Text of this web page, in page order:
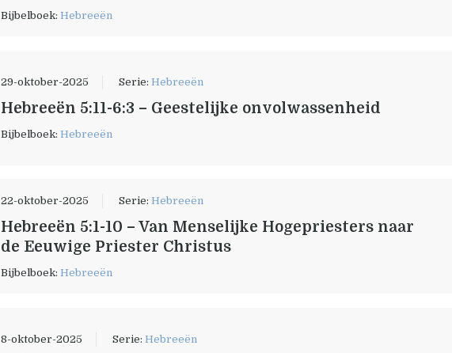
Bijbelboek:Hebreeën
29-oktober-2025 Serie:Hebreeën
Hebreeën 5:11-6:3 – Geestelijke onvolwassenheid
Bijbelboek:Hebreeën
22-oktober-2025 Serie:Hebreeën
Hebreeën 5:1-10 – Van Menselijke Hogepriesters naar
de Eeuwige Priester Christus
Bijbelboek:Hebreeën
8-oktober-2025 Serie:Hebreeën